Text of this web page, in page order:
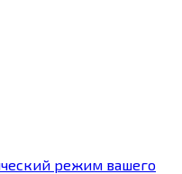
режим вашего